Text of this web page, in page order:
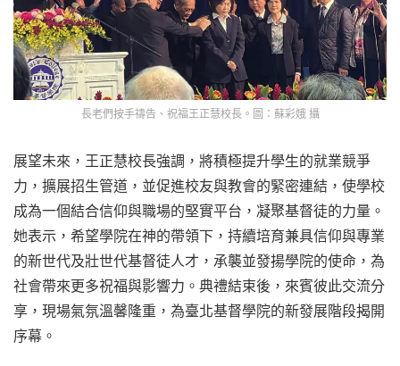
長老們按手禱告、祝福王正慧校長。圖：蘇彩娥 攝
展望未來，王正慧校長強調，將積極提升學生的就業競爭
力，擴展招生管道，並促進校友與教會的緊密連結，使學校
成為一個結合信仰與職場的堅實平台，凝聚基督徒的力量。
她表示，希望學院在神的帶領下，持續培育兼具信仰與專業
的新世代及壯世代基督徒人才，承襲並發揚學院的使命，為
社會帶來更多祝福與影響力。典禮結束後，來賓彼此交流分
享，現場氣氛溫馨隆重，為臺北基督學院的新發展階段揭開
序幕。